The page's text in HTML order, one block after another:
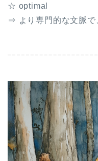
☆ optimal
⇒ より専門的な文脈で